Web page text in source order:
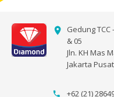
Gedung
& 05
Jln. KH Mas
Jakarta
+62 (21)